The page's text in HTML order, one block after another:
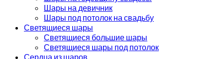
Шары на девичник
Шары под потолок на свадьбу
Светящиеся шары
Светящиеся большие шары
Светящиеся шары под потолок
Сердца из шаров